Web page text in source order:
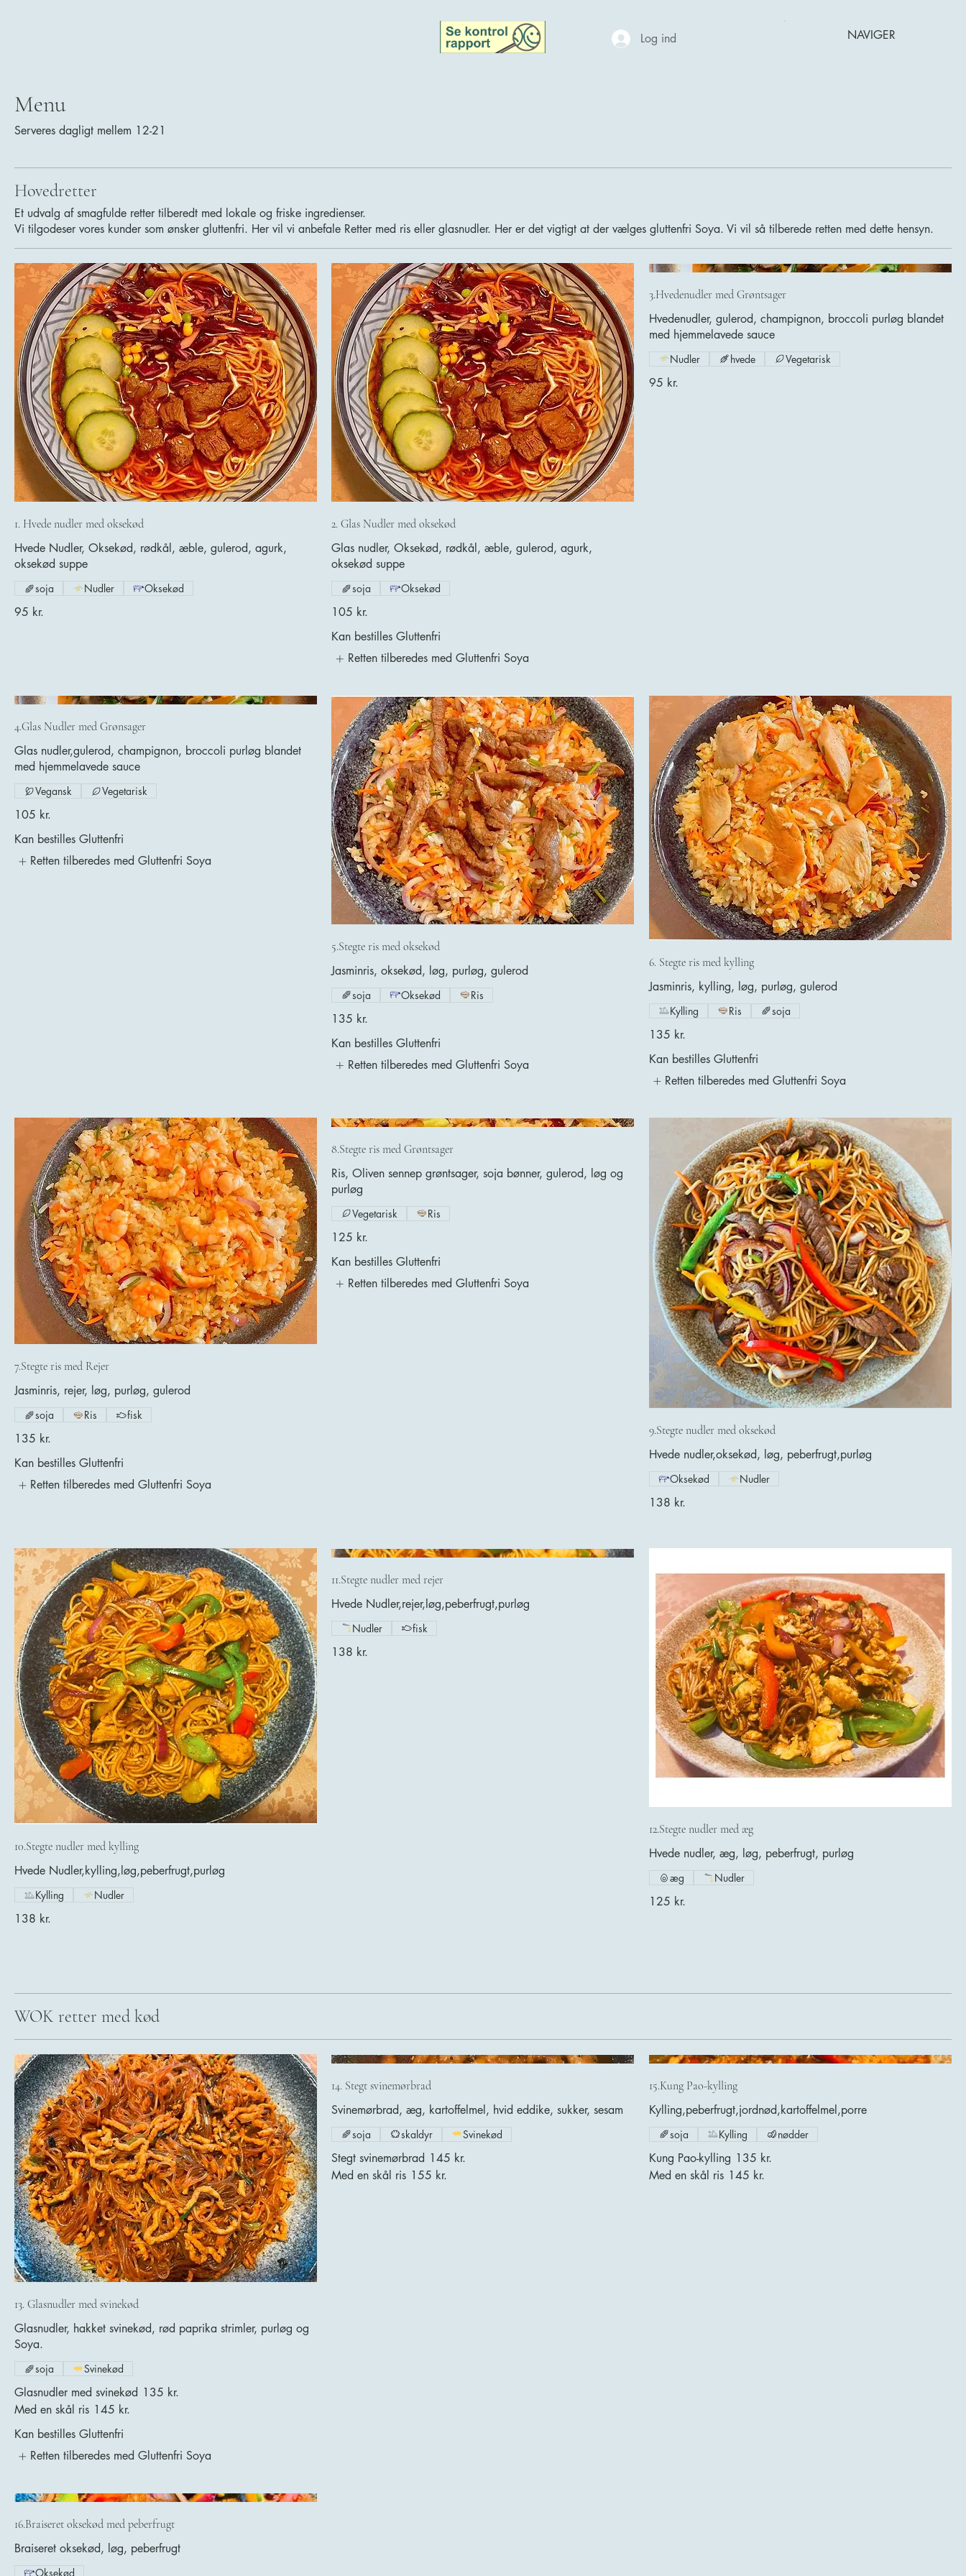
Log ind
NAVIGER
Menu
Serveres dagligt mellem 12-21
Hovedretter
Et udvalg af smagfulde retter tilberedt med lokale og friske ingredienser.
Vi tilgodeser vores kunder som ønsker gluttenfri. Her vil vi anbefale Retter med ris eller glasnudler. Her er det vigtigt at der vælges gluttenfri Soya. Vi vil så tilberede retten med dette hensyn.
1. Hvede nudler med oksekød
Hvede Nudler, Oksekød, rødkål, æble, gulerod, agurk,
oksekød suppe
95 kr.
soja Nudler Oksekød
2. Glas Nudler med oksekød
Glas nudler, Oksekød, rødkål, æble, gulerod, agurk,
oksekød suppe
105 kr.
soja Oksekød
Kan bestilles Gluttenfri
Retten tilberedes med Gluttenfri Soya
3.Hvedenudler med Grøntsager
Hvedenudler, gulerod, champignon, broccoli purløg blandet
med hjemmelavede sauce
95 kr.
Nudler hvede Vegetarisk
4.Glas Nudler med Grønsager
Glas nudler,gulerod, champignon, broccoli purløg blandet
med hjemmelavede sauce
105 kr.
Vegansk Vegetarisk
Kan bestilles Gluttenfri
Retten tilberedes med Gluttenfri Soya
5.Stegte ris med oksekød
Jasminris, oksekød, løg, purløg, gulerod
135 kr.
soja Oksekød Ris
Kan bestilles Gluttenfri
Retten tilberedes med Gluttenfri Soya
6. Stegte ris med kylling
Jasminris, kylling, løg, purløg, gulerod
135 kr.
Kylling Ris soja
Kan bestilles Gluttenfri
Retten tilberedes med Gluttenfri Soya
7.Stegte ris med Rejer
Jasminris, rejer, løg, purløg, gulerod
135 kr.
soja Ris fisk
Kan bestilles Gluttenfri
Retten tilberedes med Gluttenfri Soya
8.Stegte ris med Grøntsager
Ris, Oliven sennep grøntsager, soja bønner, gulerod, løg og
purløg
125 kr.
Vegetarisk Ris
Kan bestilles Gluttenfri
Retten tilberedes med Gluttenfri Soya
9.Stegte nudler med oksekød
Hvede nudler,oksekød, løg, peberfrugt,purløg
138 kr.
Oksekød Nudler
10.Stegte nudler med kylling
Hvede Nudler,kylling,løg,peberfrugt,purløg
138 kr.
Kylling Nudler
11.Stegte nudler med rejer
Hvede Nudler,rejer,løg,peberfrugt,purløg
138 kr.
Nudler fisk
12.Stegte nudler med æg
Hvede nudler, æg, løg, peberfrugt, purløg
125 kr.
æg Nudler
WOK retter med kød
13. Glasnudler med svinekød
Glasnudler, hakket svinekød, rød paprika strimler, purløg og
Soya.
Glasnudler med svinekød 135 kr.
Med en skål ris 145 kr.
soja Svinekød
Kan bestilles Gluttenfri
Retten tilberedes med Gluttenfri Soya
14. Stegt svinemørbrad
Svinemørbrad, æg, kartoffelmel, hvid eddike, sukker, sesam
Stegt svinemørbrad 145 kr.
Med en skål ris 155 kr.
soja skaldyr Svinekød
15.Kung Pao-kylling
Kylling,peberfrugt,jordnød,kartoffelmel,porre
Kung Pao-kylling 135 kr.
Med en skål ris 145 kr.
soja Kylling nødder
16.Braiseret oksekød med peberfrugt
Braiseret oksekød, løg, peberfrugt
Oksekød